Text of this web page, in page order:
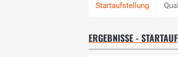
ERGEBNISSE -